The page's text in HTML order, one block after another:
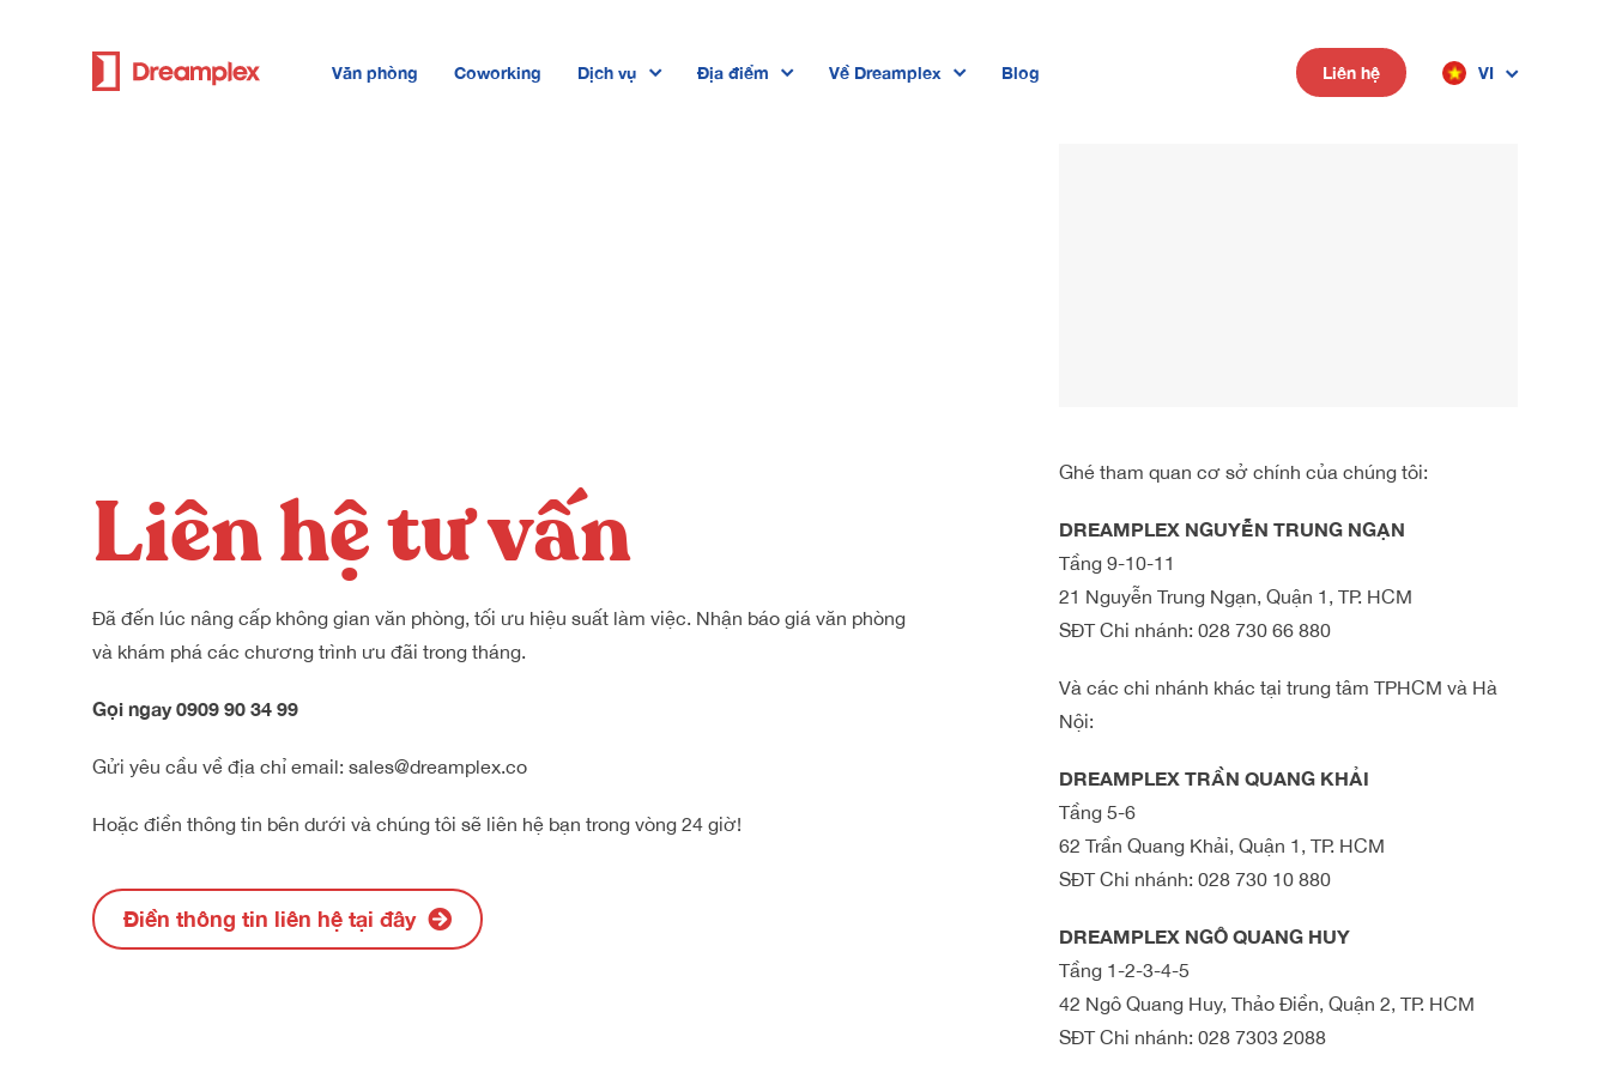
Văn phòng Coworking Dịch vụ Địa điểm Về Dreamplex Blog Liên hệ VI
Liên hệ tư vấn
Đã đến lúc nâng cấp không gian văn phòng, tối ưu hiệu suất làm việc. Nhận báo giá văn phòng
và khám phá các chương trình ưu đãi trong tháng.
Gọi ngay0909 90 34 99
Gửi yêu cầu về địa chỉ email: sales@dreamplex.co
Hoặc điền thông tin bên dưới và chúng tôi sẽ liên hệ bạn trong vòng 24 giờ!
Điền thông tin liên hệ tại đây
Ghé tham quan cơ sở chính của chúng tôi:
DREAMPLEX NGUYỄN TRUNG NGẠN
Tầng 9-10-11
21 Nguyễn Trung Ngạn, Quận 1, TP. HCM
SĐT Chi nhánh: 028 730 66 880
Và các chi nhánh khác tại trung tâm TPHCM và Hà
Nội:
DREAMPLEX TRẦN QUANG KHẢI
Tầng 5-6
62 Trần Quang Khải, Quận 1, TP. HCM
SĐT Chi nhánh: 028 730 10 880
DREAMPLEX NGÔ QUANG HUY
Tầng 1-2-3-4-5
42 Ngô Quang Huy, Thảo Điền, Quận 2, TP. HCM
SĐT Chi nhánh: 028 7303 2088